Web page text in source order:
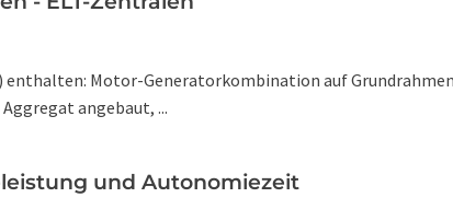
Motor-Generatorkombination auf
angebaut, ...
und Autonomiezeit